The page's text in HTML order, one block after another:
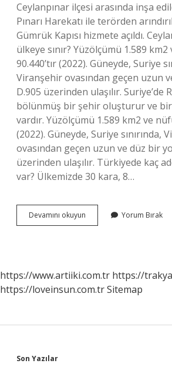
Ceylanpınar ilçesi arasında inşa
Pınarı Harekatı ile terörden
Gümrük Kapısı hizmete açıldı.
ülkeye sınır? Yüzölçümü 1.589
90.440’tır (2022). Güneyde, Suriye
Viranşehir ovasından geçen uzun
D.905 üzerinden ulaşılır. Suriye’de
bölünmüş bir şehir oluşturur ve bir
vardır. Yüzölçümü 1.589 km2 ve
(2022). Güneyde, Suriye sınırında,
ovasından geçen uzun ve düz bir
üzerinden ulaşılır. Türkiyede kaç
var? Ülkemizde 30 kara, 8…
Devamını okuyun Ceylanpınar
Sınır
Yorum Bırak
https://www.artiiki.com.tr https://
https://loveinsun.com.trSitemap
Sidebar
Son Yazılar